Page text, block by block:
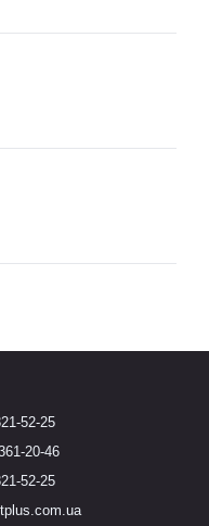
52-25
20-46
52-25